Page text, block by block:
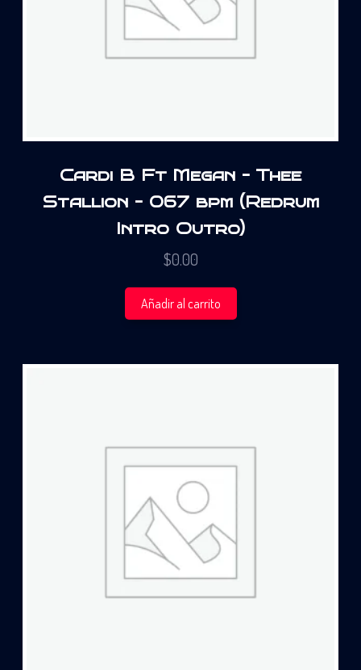
Cardi B Ft Megan – Thee
Stallion – 067 bpm (Redrum
Intro Outro)
$0.00
Añadir al carrito